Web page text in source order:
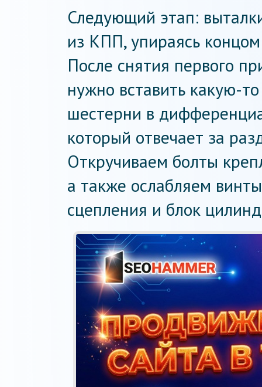
Следующий этап:
из КПП, упираясь
После снятия первого
нужно вставить какую-
шестерни в
который отвечает за
Откручиваем болты
а также ослабляем
сцепления и блок